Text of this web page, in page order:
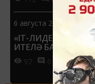
6 августа 2026 - 13:51
«IT-ЛИДЕР»
ИТЕЛӘ БАШЛАДЫ
97 0 0